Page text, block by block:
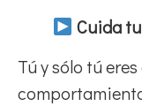
Cuida
Tú y sólo tú